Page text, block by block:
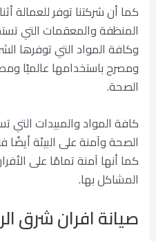
كما أن شركتنا توفر للعمالة
المنظفة والمعقمات التي
وكافة المواد التي توفرها
ومصرح باستخدامها عالميًا
الصحة.
كافة المواد والمبيدات التي
الصحة وآمنة على البيئة
كما أنها آمنة تمامًا على
المشاكل بها.
صيانة افران شرق